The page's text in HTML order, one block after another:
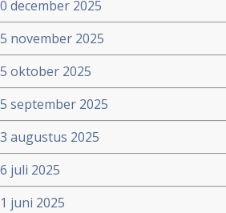
december 2025
november 2025
oktober 2025
september 2025
augustus 2025
juli 2025
juni 2025